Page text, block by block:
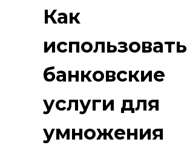
Как
использовать
банковские
услуги для
умножения